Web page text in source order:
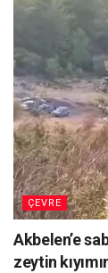
ÇEVRE
Akbelen’e
zeytin